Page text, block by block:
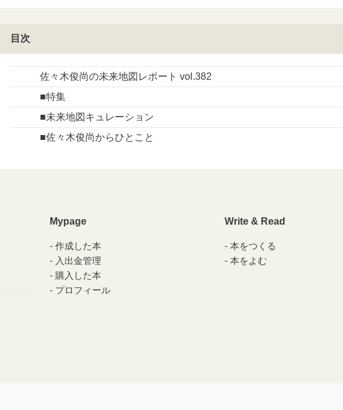
目次
佐々木俊尚の未来地図レポート vol.382
■特集
■未来地図キュレーション
■佐々木俊尚からひとこと
Mypage
作成した本
入出金管理
購入した本
プロフィール
Write & Read
本をつくる
本をよむ